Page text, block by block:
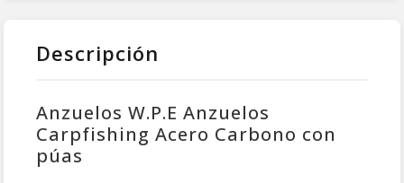
Descripción
Anzuelos W.P.E Anzuelos
Carpfishing Acero Carbono con
púas